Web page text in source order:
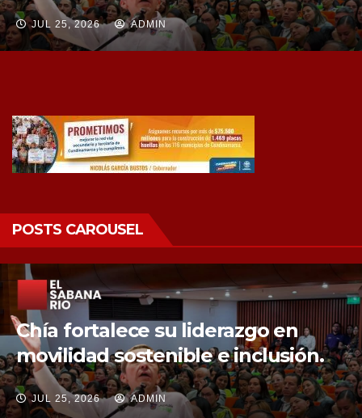
JUL 25, 2026 ADMIN
POSTS CAROUSEL
Chía fortalece la protección de sus
fuentes hídricas con la compra de
tres nuevos predios
JUL 25, 2026 ADMIN